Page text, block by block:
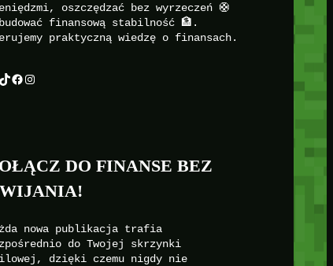
oszczędzać bez wyrzeczeń 🛟
finansową stabilność 🏦.
praktyczną wiedzę o finansach.
TikTok Facebook Instagram
DO FINANSE BEZ
nowa publikacja trafia
do Twojej skrzynki
dzięki czemu nigdy nie